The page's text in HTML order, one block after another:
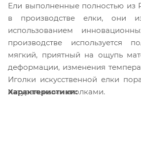
Ели выполненные полностью из
в производстве елки, они
использованием
производстве используется
мягкий, приятный на ощупь
деформации, изменения
Иголки искусственной елки
натуральными иголками.
Характеристики: